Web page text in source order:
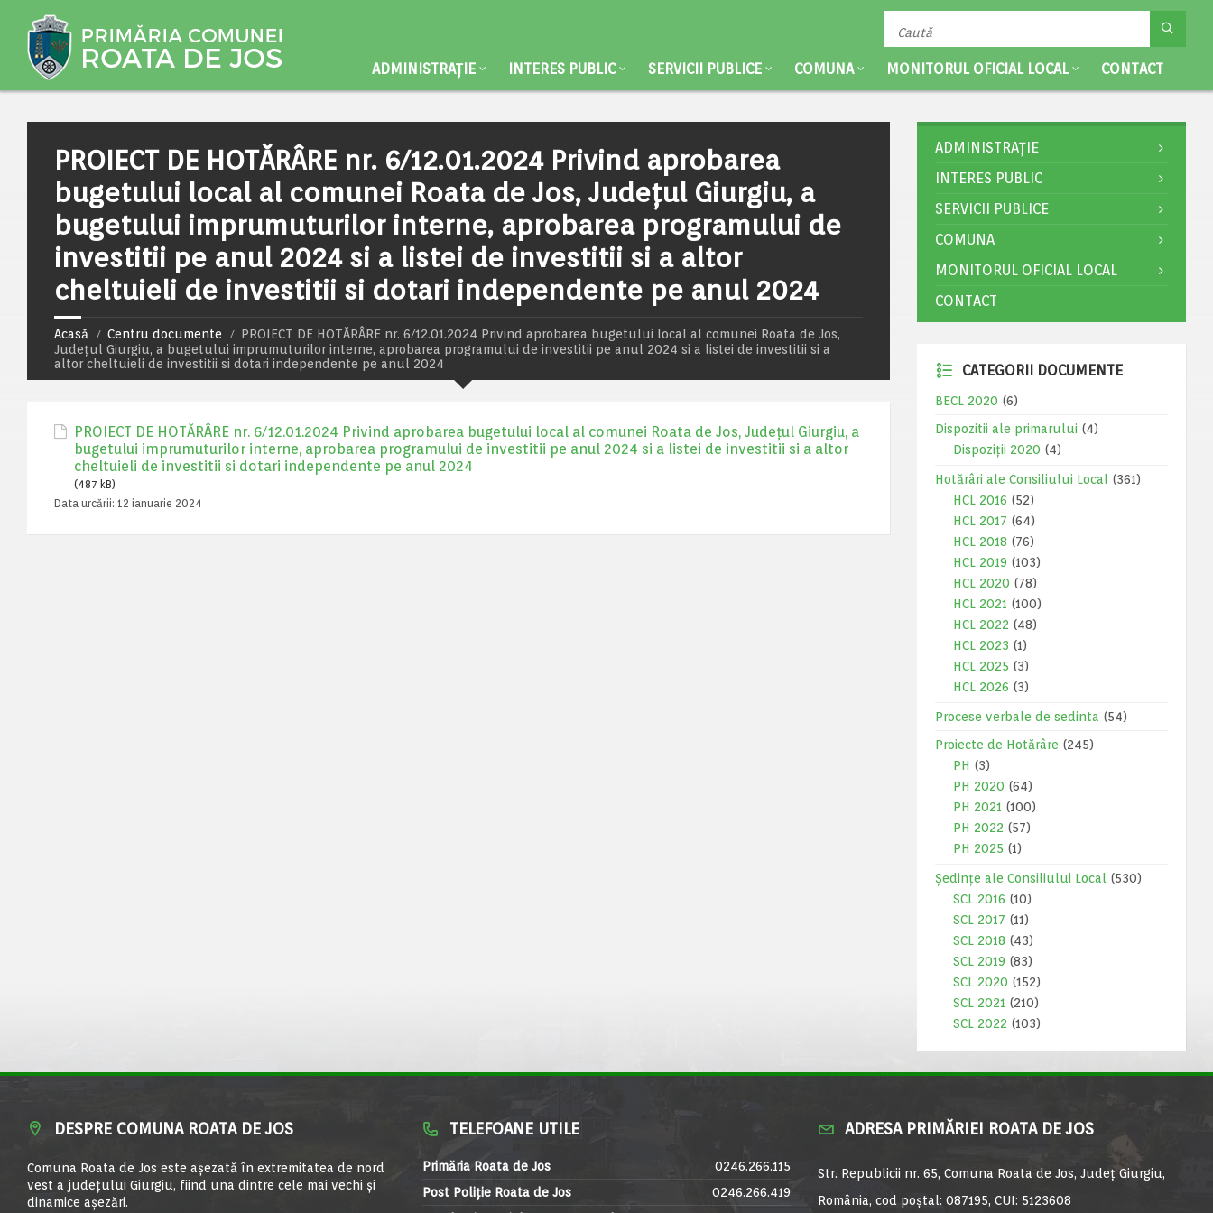
ADMINISTRAȚIE INTERES PUBLIC SERVICII PUBLICE COMUNA MONITORUL OFICIAL LOCAL CONTACT
PROIECT DE HOTĂRÂRE nr. 6/12.01.2024 Privind aprobarea
bugetului local al comunei Roata de Jos, Județul Giurgiu, a
bugetului imprumuturilor interne, aprobarea programului de
investitii pe anul 2024 si a listei de investitii si a altor
cheltuieli de investitii si dotari independente pe anul 2024
Acasă Centru documente
PROIECT DE HOTĂRÂRE nr. 6/12.01.2024 Privind aprobarea bugetului local al comunei Roata de Jos,
Județul Giurgiu, a bugetului imprumuturilor interne, aprobarea programului de investitii pe anul 2024 si a listei de investitii si a
altor cheltuieli de investitii si dotari independente pe anul 2024
PROIECT DE HOTĂRÂRE nr. 6/12.01.2024 Privind aprobarea bugetului local al comunei Roata de Jos, Județul Giurgiu, a
bugetului imprumuturilor interne, aprobarea programului de investitii pe anul 2024 si a listei de investitii si a altor
cheltuieli de investitii si dotari independente pe anul 2024
(487 kB)
Data urcării: 12 ianuarie 2024
ADMINISTRAȚIE
INTERES PUBLIC
SERVICII PUBLICE
COMUNA
MONITORUL OFICIAL LOCAL
CONTACT
CATEGORII DOCUMENTE
BECL 2020 (6)
Dispozitii ale primarului (4)
Dispoziții 2020 (4)
Hotărâri ale Consiliului Local
(361)
HCL 2016 (52)
HCL 2017 (64)
HCL 2018 (76)
HCL 2019 (103)
HCL 2020 (78)
HCL 2021 (100)
HCL 2022 (48)
HCL 2023 (1)
HCL 2025 (3)
HCL 2026 (3)
Procese verbale de sedinta (54)
Proiecte de Hotărâre (245)
PH (3)
PH 2020 (64)
PH 2021 (100)
PH 2022 (57)
PH 2025 (1)
Ședințe ale Consiliului Local
(530)
SCL 2016 (10)
SCL 2017 (11)
SCL 2018 (43)
SCL 2019 (83)
SCL 2020 (152)
SCL 2021 (210)
SCL 2022 (103)
DESPRE COMUNA ROATA DE JOS
Comuna Roata de Jos este aşezată în extremitatea de nord
vest a judeţului Giurgiu, fiind una dintre cele mai vechi şi
dinamice aşezări.
TELEFOANE UTILE
Primăria Roata de Jos
0246.266.115
Post Poliție Roata de Jos
0246.266.419
ADRESA PRIMĂRIEI ROATA DE JOS
Str. Republicii nr. 65, Comuna Roata de Jos, Județ Giurgiu,
România, cod poștal: 087195, CUI: 5123608